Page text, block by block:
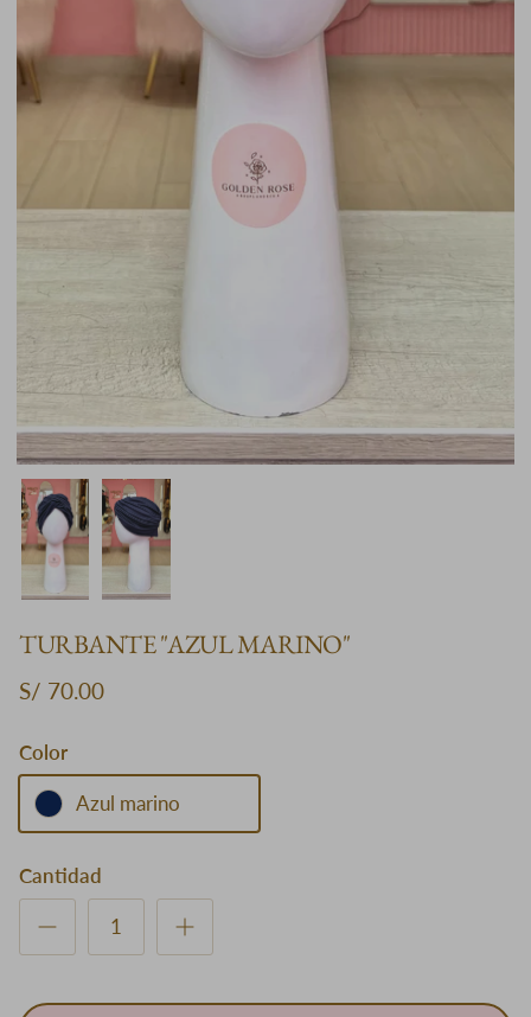
TURBANTE "AZUL MARINO"
S/ 70.00
Color
Azul marino
Cantidad